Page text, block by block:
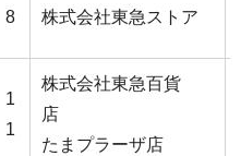
8 株式会社東急ストア
1
1
株式会社東急百貨
店
たまプラーザ店